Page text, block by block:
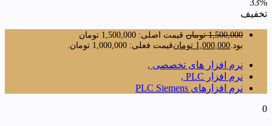
تخفیف
1,500,000 تومان
قیمت اصلی: 1,500,000 تومان
بود. 1,000,000 تومانقیمت فعلی: 1,000,000 تومان.
نرم افزار های تخصصی ,
نرم افزار PLC ,
نرم افزارهای PLC Siemens
0